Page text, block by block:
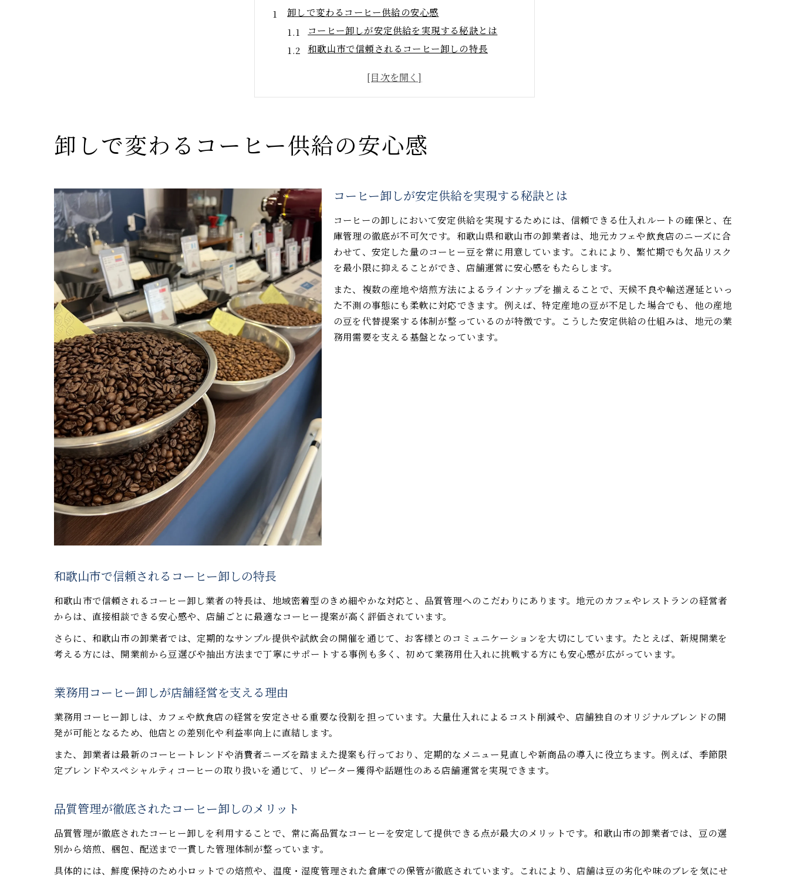
卸しで変わるコーヒー供給の安心感
コーヒー卸しが安定供給を実現する秘訣とは
和歌山市で信頼されるコーヒー卸しの特長
品質管理が徹底されたコーヒー卸しのメリット
コーヒー流通の最新動向を和歌山市で探る
業務用コーヒー卸しの流れと地域密着の強み
コーヒー卸し業界が変える飲食店の未来像
卸しサービスが広げるコーヒービジネスの可能性
業務用コーヒー選定のポイント徹底解説
コーヒー卸しで押さえるべき選定基準とは
和歌山市で評価されるコーヒー選びのコツ
業務用コーヒー卸しによる味と品質の違い
コーヒー豆販売の現場で重視される要素
卸し業者選びが店舗成功を左右する理由
高品質コーヒーを卸しで手に入れる魅力
コーヒー卸しが実現する高品質へのこだわり
和歌山市で選ぶコーヒー卸しの魅力を解説
高品質コーヒー卸しがもたらす店舗の信頼感
安定供給なら和歌山市の卸しを選ぶ理由
コーヒー卸しが叶える安定供給の仕組みを解説
和歌山市のコーヒー卸しが支持される理由
業務用コーヒー卸しで供給リスクを最小限に
卸し活用によるコーヒー供給の安心ポイント
コーヒー卸しの配送体制が店舗経営を支援
和歌山市で選ぶ業務用コーヒー仕入れのコツ
カフェ経営で押さえたいコーヒー卸しの活用術
コーヒー卸しを活用したコスト管理の工夫
卸しで変わるコーヒー供給の安心感
コーヒー卸しが安定供給を実現する秘訣とは
コーヒーの卸しにおいて安定供給を実現するためには、信頼できる仕入れルートの確保と、在
庫管理の徹底が不可欠です。和歌山県和歌山市の卸業者は、地元カフェや飲食店のニーズに合
わせて、安定した量のコーヒー豆を常に用意しています。これにより、繁忙期でも欠品リスク
を最小限に抑えることができ、店舗運営に安心感をもたらします。
また、複数の産地や焙煎方法によるラインナップを揃えることで、天候不良や輸送遅延といっ
た不測の事態にも柔軟に対応できます。例えば、特定産地の豆が不足した場合でも、他の産地
の豆を代替提案する体制が整っているのが特徴です。こうした安定供給の仕組みは、地元の業
務用需要を支える基盤となっています。
和歌山市で信頼されるコーヒー卸しの特長
和歌山市で信頼されるコーヒー卸し業者の特長は、地域密着型のきめ細やかな対応と、品質管理へのこだわりにあります。地元のカフェやレストランの経営者
からは、直接相談できる安心感や、店舗ごとに最適なコーヒー提案が高く評価されています。
さらに、和歌山市の卸業者では、定期的なサンプル提供や試飲会の開催を通じて、お客様とのコミュニケーションを大切にしています。たとえば、新規開業を
考える方には、開業前から豆選びや抽出方法まで丁寧にサポートする事例も多く、初めて業務用仕入れに挑戦する方にも安心感が広がっています。
業務用コーヒー卸しが店舗経営を支える理由
業務用コーヒー卸しは、カフェや飲食店の経営を安定させる重要な役割を担っています。大量仕入れによるコスト削減や、店舗独自のオリジナルブレンドの開
発が可能となるため、他店との差別化や利益率向上に直結します。
また、卸業者は最新のコーヒートレンドや消費者ニーズを踏まえた提案も行っており、定期的なメニュー見直しや新商品の導入に役立ちます。例えば、季節限
定ブレンドやスペシャルティコーヒーの取り扱いを通じて、リピーター獲得や話題性のある店舗運営を実現できます。
品質管理が徹底されたコーヒー卸しのメリット
品質管理が徹底されたコーヒー卸しを利用することで、常に高品質なコーヒーを安定して提供できる点が最大のメリットです。和歌山市の卸業者では、豆の選
別から焙煎、梱包、配送まで一貫した管理体制が整っています。
具体的には、鮮度保持のため小ロットでの焙煎や、温度・湿度管理された倉庫での保管が徹底されています。これにより、店舗は豆の劣化や味のブレを気にせ